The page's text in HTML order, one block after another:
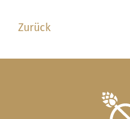
Zurück